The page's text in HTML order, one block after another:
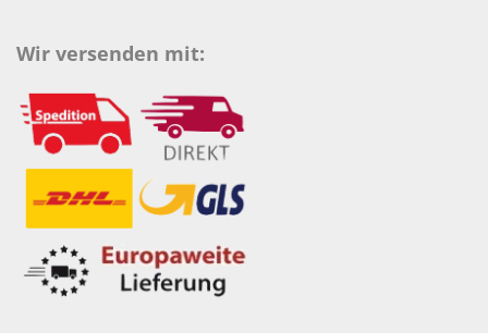
Wir versenden mit: